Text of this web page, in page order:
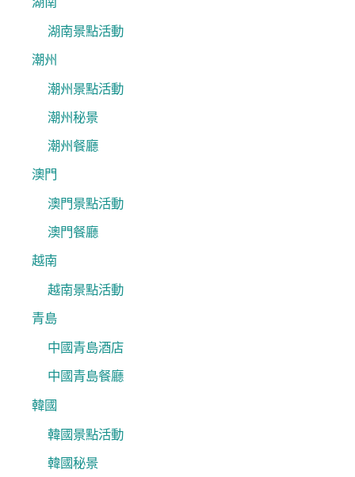
湖南景點活動
潮州
潮州景點活動
潮州秘景
潮州餐廳
澳門
澳門景點活動
澳門餐廳
越南
越南景點活動
青島
中國青島酒店
中國青島餐廳
韓國
韓國景點活動
韓國秘景